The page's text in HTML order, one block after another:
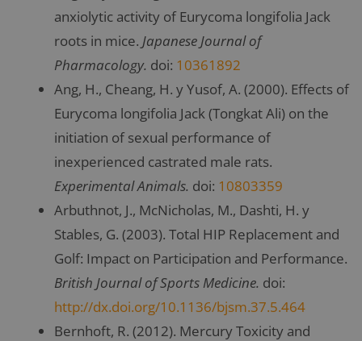
anxiolytic activity of Eurycoma longifolia Jack
roots in mice. Japanese Journal of
Pharmacology. doi: 10361892
Ang, H., Cheang, H. y Yusof, A. (2000). Effects of
Eurycoma longifolia Jack (Tongkat Ali) on the
initiation of sexual performance of
inexperienced castrated male rats.
Experimental Animals. doi: 10803359
Arbuthnot, J., McNicholas, M., Dashti, H. y
Stables, G. (2003). Total HIP Replacement and
Golf: Impact on Participation and Performance.
British Journal of Sports Medicine. doi:
http://dx.doi.org/10.1136/bjsm.37.5.464
Bernhoft, R. (2012). Mercury Toxicity and